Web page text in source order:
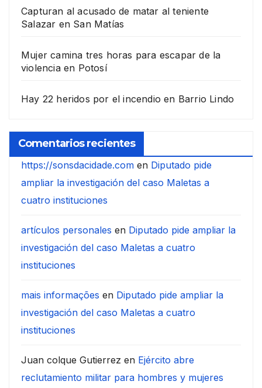
Capturan al acusado de matar al teniente
Salazar en San Matías
Mujer camina tres horas para escapar de la
violencia en Potosí
Hay 22 heridos por el incendio en Barrio Lindo
Comentarios recientes
https://sonsdacidade.com en Diputado pide
ampliar la investigación del caso Maletas a
cuatro instituciones
artículos personales en Diputado pide ampliar la
investigación del caso Maletas a cuatro
instituciones
mais informações en Diputado pide ampliar la
investigación del caso Maletas a cuatro
instituciones
Juan colque Gutierrez en Ejército abre
reclutamiento militar para hombres y mujeres